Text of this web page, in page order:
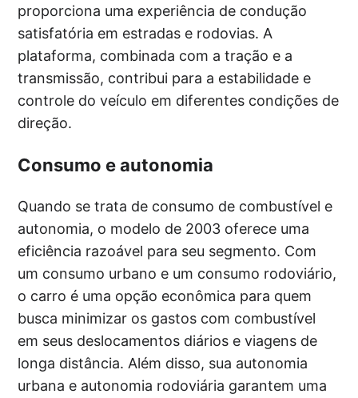
proporciona uma experiência de condução
satisfatória em estradas e rodovias. A
plataforma, combinada com a tração e a
transmissão, contribui para a estabilidade e
controle do veículo em diferentes condições de
direção.
Consumo e autonomia
Quando se trata de consumo de combustível e
autonomia, o modelo de 2003 oferece uma
eficiência razoável para seu segmento. Com
um consumo urbano e um consumo rodoviário,
o carro é uma opção econômica para quem
busca minimizar os gastos com combustível
em seus deslocamentos diários e viagens de
longa distância. Além disso, sua autonomia
urbana e autonomia rodoviária garantem uma